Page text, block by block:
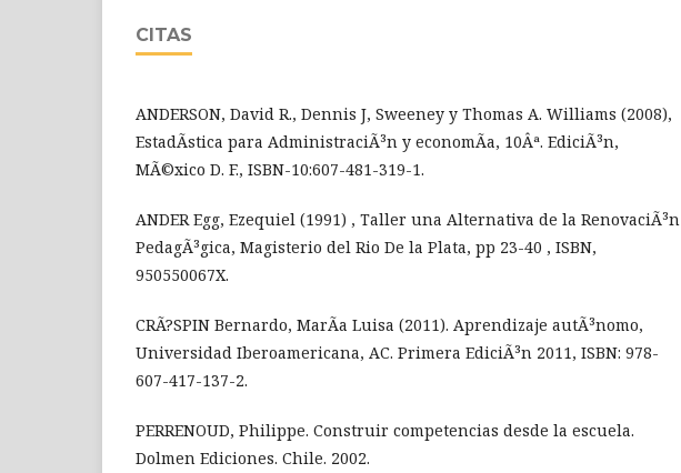
CITAS
ANDERSON, David R., Dennis J, Sweeney y Thomas A. Williams (2008),
EstadÃ­stica para AdministraciÃ³n y economÃ­a, 10Âª. EdiciÃ³n,
MÃ©xico D. F., ISBN-10:607-481-319-1.
ANDER Egg, Ezequiel (1991) , Taller una Alternativa de la RenovaciÃ³n
PedagÃ³gica, Magisterio del Rio De la Plata, pp 23-40 , ISBN,
950550067X.
CRÃ?SPIN Bernardo, MarÃ­a Luisa (2011). Aprendizaje autÃ³nomo,
Universidad Iberoamericana, AC. Primera EdiciÃ³n 2011, ISBN: 978-
607-417-137-2.
PERRENOUD, Philippe. Construir competencias desde la escuela.
Dolmen Ediciones. Chile. 2002.